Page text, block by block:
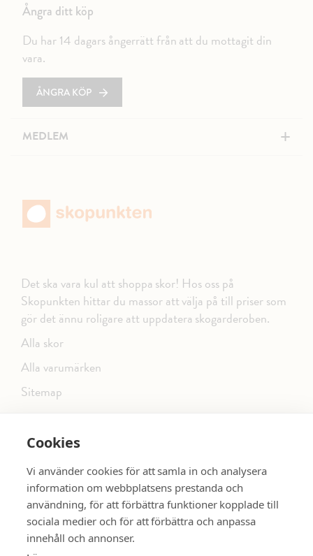
Cookies
Vi använder cookies för att samla in och analysera
information om webbplatsens prestanda och
användning, för att förbättra funktioner kopplade till
sociala medier och för att förbättra och anpassa
innehåll och annonser.
Ångra ditt köp
Du har 14 dagars ångerrätt från att du mottagit din
vara.
ÅNGRA KÖP
MEDLEM +
Det ska vara kul att shoppa skor! Hos oss på
Skopunkten hittar du massor att välja på till priser som
gör det ännu roligare att uppdatera skogarderoben.
Alla skor
Alla varumärken
Sitemap
FÖLJ OSS PÅ SOCIALA MEDIER
SE MER SKOR: dinsko.se